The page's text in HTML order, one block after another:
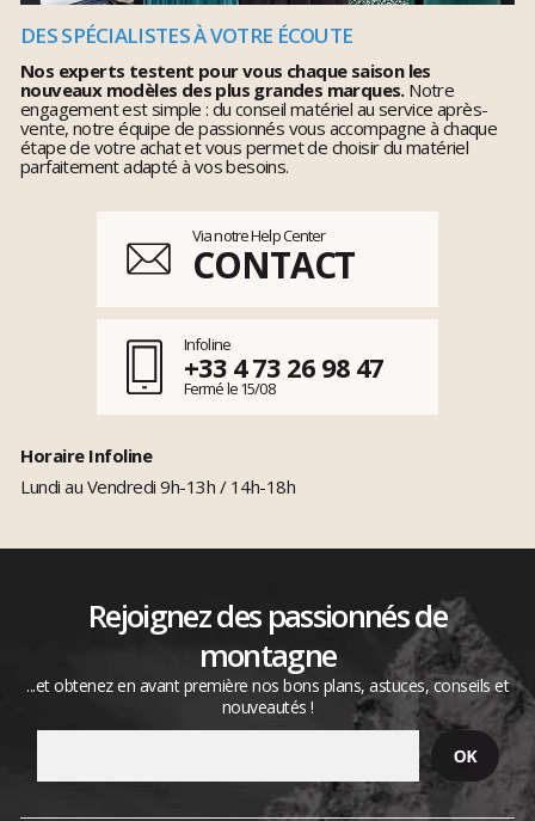
DES SPÉCIALISTES À VOTRE ÉCOUTE
Nos experts testent pour vous chaque saison les
nouveaux modèles des plus grandes marques.Notre
engagement est simple : du conseil matériel au service après-
vente, notre équipe de passionnés vous accompagne à chaque
étape de votre achat et vous permet de choisir du matériel
parfaitement adapté à vos besoins.
Via notre Help Center
CONTACT
Infoline
+33 4 73 26 98 47
Fermé le 15/08
Horaire Infoline
Lundi au Vendredi 9h-13h / 14h-18h
Rejoignez des passionnés de
montagne
...et obtenez en avant première nos bons plans, astuces, conseils et
nouveautés !